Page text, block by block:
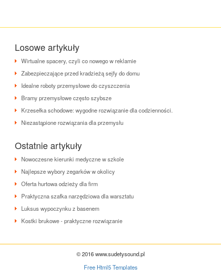
Losowe artykuły
Wirtualne spacery, czyli co nowego w reklamie
Zabezpieczające przed kradzieżą sejfy do domu
Idealne roboty przemysłowe do czyszczenia
Bramy przemysłowe często szybsze
Krzesełka schodowe: wygodne rozwiązanie dla codzienności.
Niezastąpione rozwiązania dla przemysłu
Ostatnie artykuły
Nowoczesne kierunki medyczne w szkole
Najlepsze wybory zegarków w okolicy
Oferta hurtowa odzieży dla firm
Praktyczna szafka narzędziowa dla warsztatu
Luksus wypoczynku z basenem
Kostki brukowe - praktyczne rozwiązanie
© 2016 www.sudetysound.pl
Free Html5 Templates